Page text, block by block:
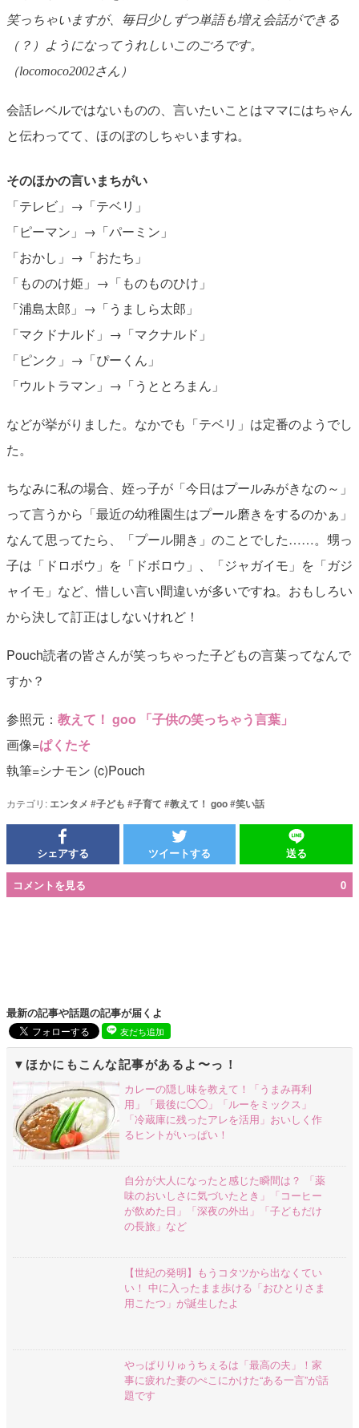
笑っちゃいますが、毎日少しずつ単語も増え会話ができる
（？）ようになってうれしいこのごろです。
（locomoco2002さん）
会話レベルではないものの、言いたいことはママにはちゃん
と伝わってて、ほのぼのしちゃいますね。
そのほかの言いまちがい
「テレビ」→「テベリ」
「ピーマン」→「パーミン」
「おかし」→「おたち」
「もののけ姫」→「ものものひけ」
「浦島太郎」→「うましら太郎」
「マクドナルド」→「マクナルド」
「ピンク」→「ぴーくん」
「ウルトラマン」→「うととろまん」
などが挙がりました。なかでも「テベリ」は定番のようでし
た。
ちなみに私の場合、姪っ子が「今日はプールみがきなの～」
って言うから「最近の幼稚園生はプール磨きをするのかぁ」
なんて思ってたら、「プール開き」のことでした……。甥っ
子は「ドロボウ」を「ドボロウ」、「ジャガイモ」を「ガジ
ャイモ」など、惜しい言い間違いが多いですね。おもしろい
から決して訂正はしないけれど！
Pouch読者の皆さんが笑っちゃった子どもの言葉ってなんで
すか？
参照元： 教えて！ goo 「子供の笑っちゃう言葉」
画像=ぱくたそ
執筆=シナモン (c)Pouch
カテゴリ: エンタメ #子ども #子育て #教えて！ goo#笑い話
シェアする ツイートする 送る
コメントを見る 0
最新の記事や話題の記事が届くよ
友だち追加
ほかにもこんな記事があるよ〜っ！
カレーの隠し味を教えて！「うまみ再利
用」「最後に◯◯」「ルーをミックス」
「冷蔵庫に残ったアレを活用」おいしく作
るヒントがいっぱい！
自分が大人になったと感じた瞬間は？ 「薬
味のおいしさに気づいたとき」「コーヒー
が飲めた日」「深夜の外出」「子どもだけ
の長旅」など
【世紀の発明】もうコタツから出なくてい
い！ 中に入ったまま歩ける「おひとりさま
用こたつ」が誕生したよ
やっぱりりゅうちぇるは「最高の夫」！家
事に疲れた妻のぺこにかけた“ある一言”が話
題です